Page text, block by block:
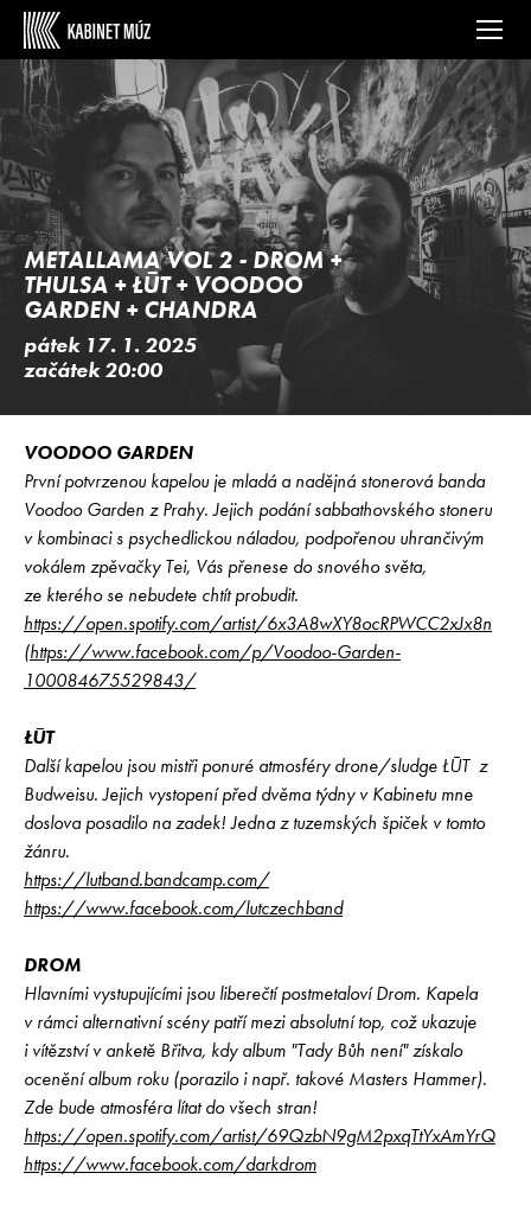
METALLAMA VOL 2 - DROM +
THULSA + ŁŪT + VOODOO
GARDEN + CHANDRA
pátek 17. 1. 2025
začátek 20:00
VOODOO GARDEN
První potvrzenou kapelou je mladá a nadějná stonerová banda
Voodoo Garden z Prahy. Jejich podání sabbathovského stoneru
v kombinaci s psychedlickou náladou, podpořenou uhrančivým
vokálem zpěvačky Tei, Vás přenese do snového světa,
ze kterého se nebudete chtít probudit.
https://open.spotify.com/artist/6x3A8wXY8ocRPWCC2xJx8n
(https://www.facebook.com/p/Voodoo-Garden-
100084675529843/
ŁŪT
Další kapelou jsou mistři ponuré atmosféry drone/sludge ŁŪT z
Budweisu. Jejich vystopení před dvěma týdny v Kabinetu mne
doslova posadilo na zadek! Jedna z tuzemských špiček v tomto
žánru.
https://lutband.bandcamp.com/
https://www.facebook.com/lutczechband
DROM
Hlavními vystupujícími jsou liberečtí postmetaloví Drom. Kapela
v rámci alternativní scény patří mezi absolutní top, což ukazuje
i vítězství v anketě Břitva, kdy album "Tady Bůh není" získalo
ocenění album roku (porazilo i např. takové Masters Hammer).
Zde bude atmosféra lítat do všech stran!
https://open.spotify.com/artist/69QzbN9gM2pxqTtYxAmYrQ
https://www.facebook.com/darkdrom